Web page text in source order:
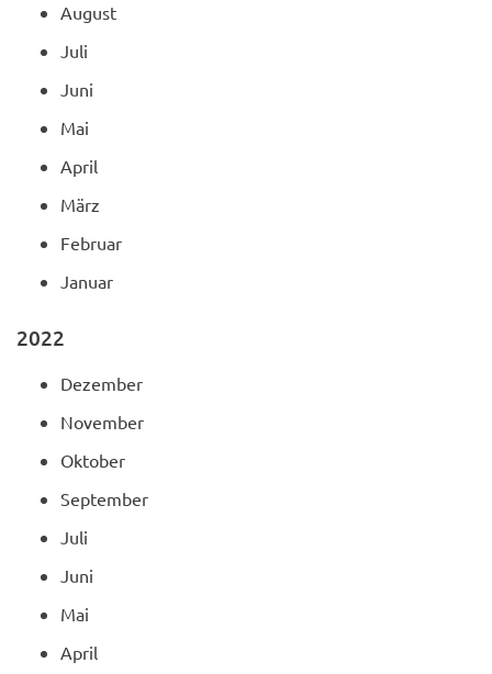
August
Juli
Juni
Mai
April
März
Februar
Januar
2022
Dezember
November
Oktober
September
Juli
Juni
Mai
April